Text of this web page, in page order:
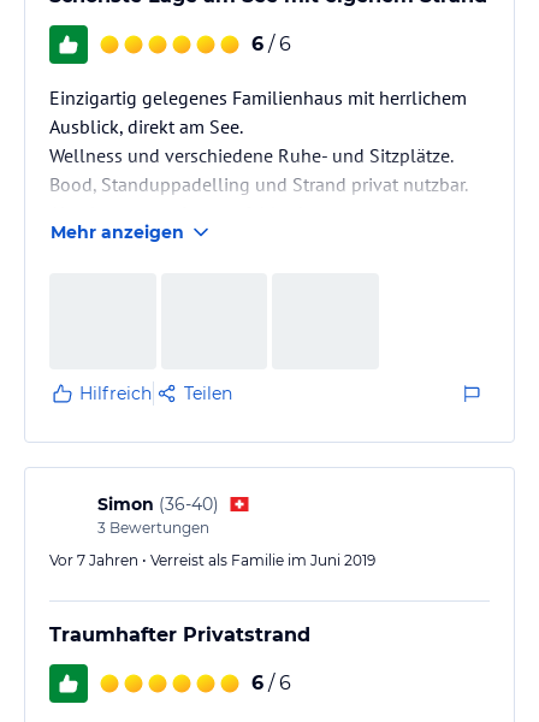
6 / 6
Einzigartig gelegenes Familienhaus mit herrlichem
Ausblick, direkt am See.
Wellness und verschiedene Ruhe- und Sitzplätze.
Bood, Standuppadelling und Strand privat nutzbar.
Mehr anzeigen
Hilfreich Teilen
Simon (36-40)
3 Bewertungen
Vor 7 Jahren • Verreist als Familie im Juni 2019
Traumhafter Privatstrand
6 / 6